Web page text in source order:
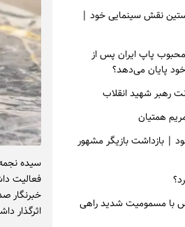
سیده
فعالیت
خبرنگار
اثرگذار
نقش سینمایی خود |‌
محبوب پاپ ایران پس از
پایان می‌دهد؟
رهبر شهید انقلاب
همتیان
| بازداشت بازیگر مشهور
با مسمومیت شدید راهی